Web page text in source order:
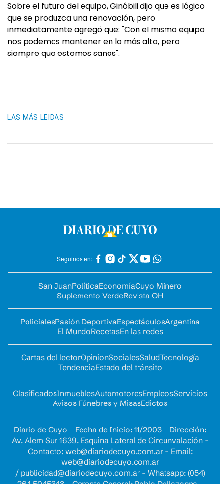
Sobre el futuro del equipo, Ginóbili dijo que es lógico
que se produzca una renovación, pero
inmediatamente agregó que: "Con el mismo equipo
nos podemos mantener en lo más alto, pero
siempre que estemos sanos".
LAS MÁS LEIDAS
Seguinos en:
San JuanPolíticaEconomíaCuyo Minero
Suplemento VerdeRevista OH
PolicialesPasión DeportivaEspectáculosArgentina
El MundoRecetasEn las redes
Cartas del lectorOpinionSocialesSaludTecnología
TendenciaEstado del tránsito
ClasificadosInmueblesAutomotoresEmpleosServicios
Avisos Fúnebres y MisasEdictos
Diario de Cuyo - Fecha de Inicio: 11/2003 - Dirección:
Av. Alem Sur 1639. Esquina Lateral de Circunvalación -
Contacto: web@diariodecuyo.com.ar- Email:
web@diariodecuyo.com.ar
/ publicidad@diariodecuyo.com.ar- Whatsapp: (054)